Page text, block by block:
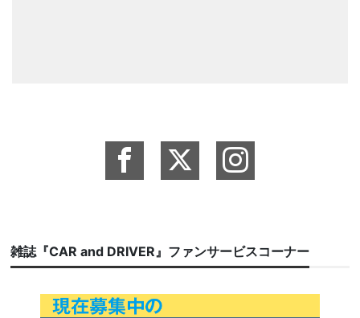
雑誌『CAR and DRIVER』ファンサービスコーナー